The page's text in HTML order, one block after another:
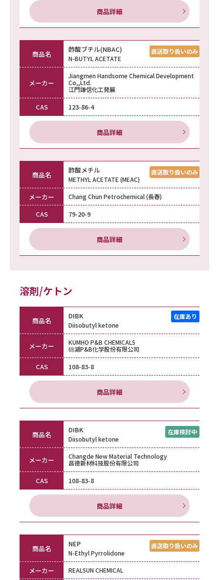
商品詳細
商品名 酢酸ブチル(NBAC)
N-BUTYL ACETATE
メーカー
Jiangmen Handsome Chemical Development
Co,,Ltd.
江門謙信化工発展
CAS 123-86-4
商品詳細
商品名 酢酸メチル
METHYL ACETATE (MEAC)
メーカー Chang Chun Petrochemical (長春)
CAS 79-20-9
商品詳細
溶剤/ケトン
商品名 DIBK
Diisobutyl ketone
メーカー
KUMHO P&B CHEMICALS
锦湖P&B化学股份有限公司
CAS 108-83-8
商品詳細
商品名 DIBK
Diisobutyl ketone
メーカー
Changde New Material Technology
昌德新材科技股份有限公司
CAS 108-83-8
商品詳細
商品名 NEP
N-Ethyl Pyrrolidone
メーカー REALSUN CHEMICAL